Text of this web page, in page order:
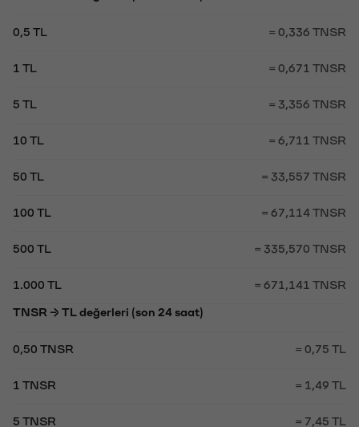
0,5 TL = 0,336 TNSR
1 TL = 0,671 TNSR
5 TL = 3,356 TNSR
10 TL = 6,711 TNSR
50 TL = 33,557 TNSR
100 TL = 67,114 TNSR
500 TL = 335,570 TNSR
1.000 TL = 671,141 TNSR
TNSR → TL değerleri (son 24 saat)
0,50 TNSR = 0,75 TL
1 TNSR = 1,49 TL
5 TNSR = 7,45 TL